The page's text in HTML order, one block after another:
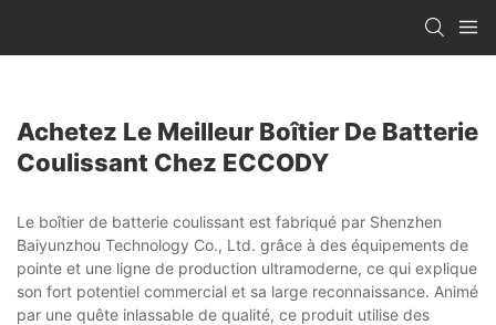
Achetez Le Meilleur Boîtier De Batterie
Coulissant Chez ECCODY
Le boîtier de batterie coulissant est fabriqué par Shenzhen
Baiyunzhou Technology Co., Ltd. grâce à des équipements de
pointe et une ligne de production ultramoderne, ce qui explique
son fort potentiel commercial et sa large reconnaissance. Animé
par une quête inlassable de qualité, ce produit utilise des